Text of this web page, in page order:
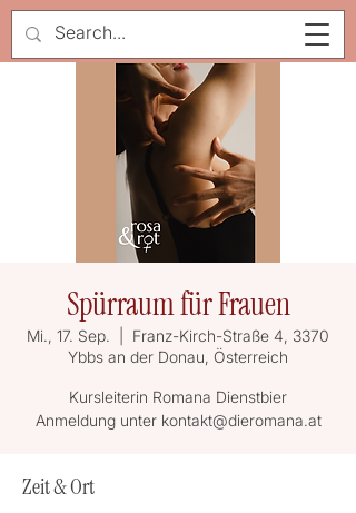
Spürraum für Frauen
Mi., 17. Sep.
Franz-Kirch-Straße 4, 3370
Ybbs an der Donau, Österreich
Kursleiterin Romana Dienstbier
Anmeldung unter kontakt@dieromana.at
Zeit & Ort